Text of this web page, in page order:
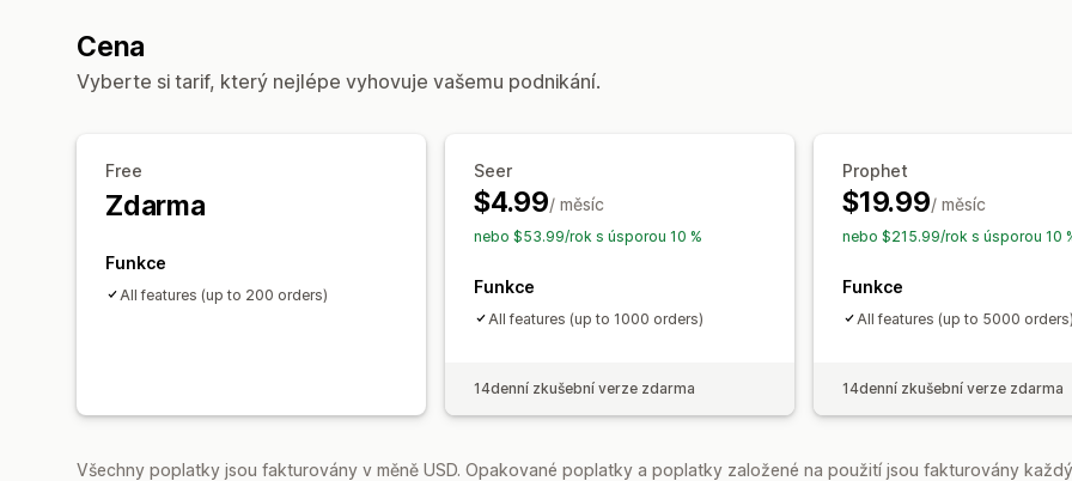
Panel analytiky
Historická analýza
Cena
Vyberte si tarif, který nejlépe vyhovuje vašemu podnikání.
Free
Zdarma
Funkce
All features (up to 200 orders)
Seer
$4.99/ měsíc
nebo $53.99/rok s úsporou 10 %
Funkce
All features (up to 1000 orders)
14denní zkušební verze zdarma
Prophet
$19.99/ měsíc
nebo $215.99/rok s úsporou 10
Funkce
All features (up to 5000 orders)
14denní zkušební verze zdarma
Všechny poplatky jsou fakturovány v měně USD. Opakované poplatky a poplatky založené na použití jsou fakturovány